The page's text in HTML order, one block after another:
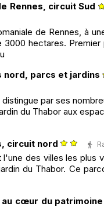
Rennes, circuit Sud
de Rennes, à
3000 hectares.
nord, parcs et jardins
distingue par ses
du Thabor aux
circuit nord
l'une des villes les plus
du Thabor. Ce
au cœur du patrimoine